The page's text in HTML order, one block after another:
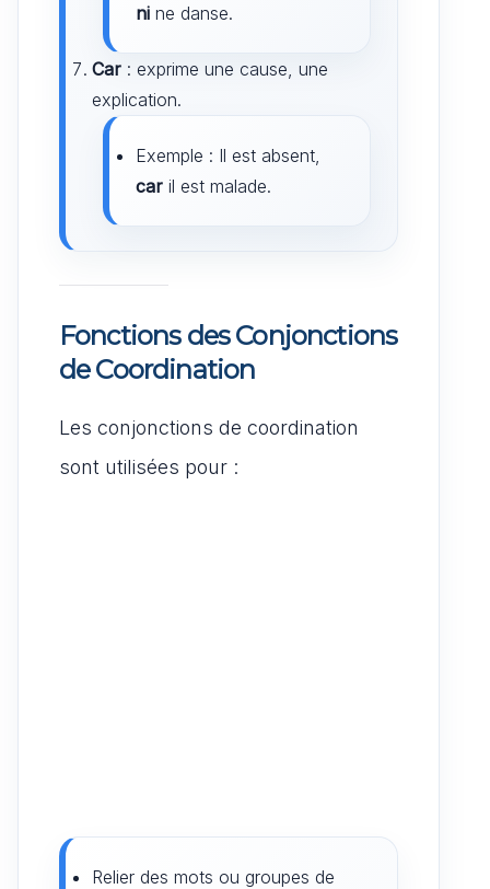
ni ne danse.
Car : exprime une cause, une
explication.
Exemple : Il est absent,
car il est malade.
Fonctions des Conjonctions
de Coordination
Les conjonctions de coordination
sont utilisées pour :
Relier des mots ou groupes de